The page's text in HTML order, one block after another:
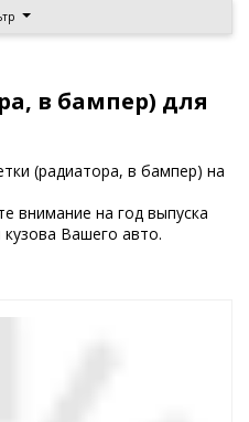
в бампер) для
(радиатора, в бампер) на
внимание на год выпуска
Вашего авто.